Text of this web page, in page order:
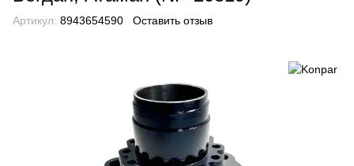
Артикул: 8943654590 Оставить отзыв